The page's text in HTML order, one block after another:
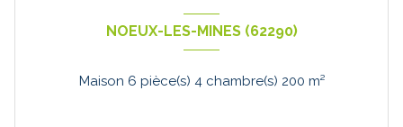
NOEUX-LES-MINES (62290)
Maison 6 pièce(s) 4 chambre(s) 200 m²